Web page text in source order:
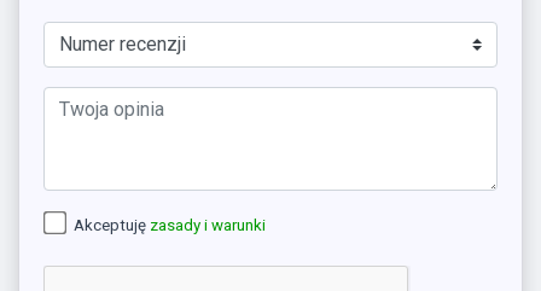
Akceptuję zasady i warunki